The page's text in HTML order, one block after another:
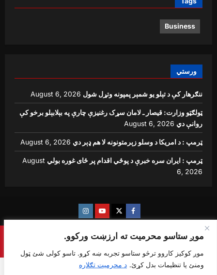
موږ ستاسو محرمیت ته ارزښت ورکوو.
موږ کوکیز کاروو ترڅو ستاسو تجربه ښه کړو. تاسو کولی شئ ټول
ومنئ یا تنظیمات بدل کړئ. د محرمیت تګلاره
Business
ورستي
ننګرهار کې د تېلو یو شمېر پمپونه وتړل شول August 6, 2026
ټولګټو وزارت: قیصار ـ لامان سړک رغنیزې چارې په بېلابېلو برخو کې
روانې دي August 6, 2026
ټرمپ : د امریکا د وسلو زېرمتونونه لا هم ډېر دي August 6, 2026
ټرمپ : ایران سره خبرې د پوځي اقدام پر ځای غوره بولي August
6, 2026
Facebook
Twitter
Youtube
Instagram
Copyright © {sharq news global} All rights reserved.|